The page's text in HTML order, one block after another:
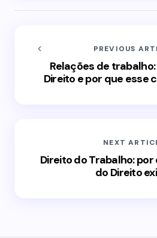
PREVIOUS
Relações de
Direito e por que esse
NEXT
Direito do Trabalho:
do Direito